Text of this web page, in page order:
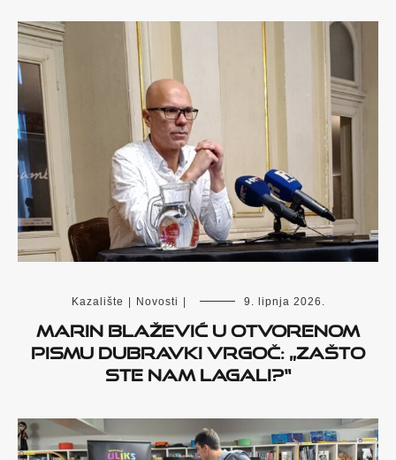
Kazalište Novosti 9. lipnja 2026.
Marin Blažević u otvorenom
pismu Dubravki Vrgoč: „Zašto
ste nam lagali?“